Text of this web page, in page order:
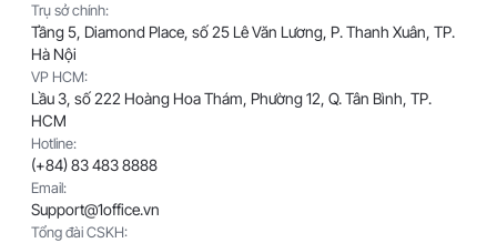
Trụ sở chính:
Tầng 5, Diamond Place, số 25 Lê Văn Lương, P. Thanh Xuân, TP.
Hà Nội
VP HCM:
Lầu 3, số 222 Hoàng Hoa Thám, Phường 12, Q. Tân Bình, TP.
HCM
Hotline:
(+84) 83 483 8888
Email:
Support@1office.vn
Tổng đài CSKH: